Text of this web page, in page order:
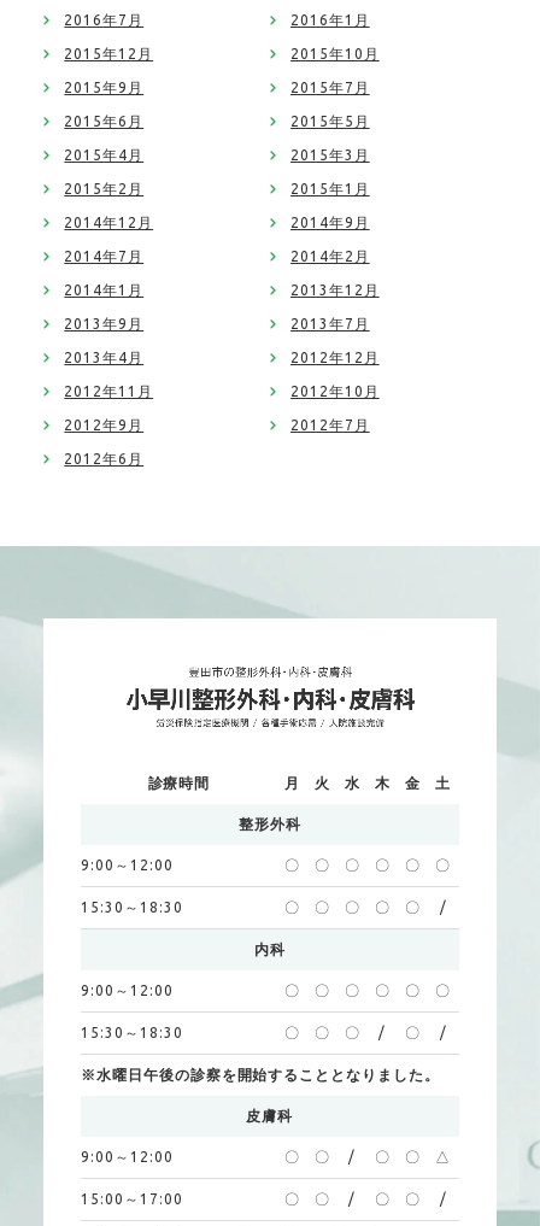
2016年7月 2016年1月
2015年12月 2015年10月
2015年9月 2015年7月
2015年6月 2015年5月
2015年4月 2015年3月
2015年2月 2015年1月
2014年12月 2014年9月
2014年7月 2014年2月
2014年1月 2013年12月
2013年9月 2013年7月
2013年4月 2012年12月
2012年11月 2012年10月
2012年9月 2012年7月
2012年6月
診療時間 月 火 水 木 金 土
整形外科
9:00～12:00 〇 〇 〇 〇 〇 〇
15:30～18:30 〇 〇 〇 〇 〇 /
内科
9:00～12:00 〇 〇 〇 〇 〇 〇
15:30～18:30 〇 〇 〇 / 〇 /
※水曜日午後の診察を開始することとなりました。
皮膚科
9:00～12:00 〇 〇 / 〇 〇 △
15:00～17:00 〇 〇 / 〇 〇 /